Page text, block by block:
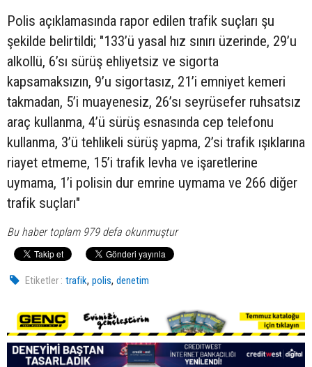
Polis açıklamasında rapor edilen trafik suçları şu
şekilde belirtildi; "133’ü yasal hız sınırı üzerinde, 29’u
alkollü, 6’sı sürüş ehliyetsiz ve sigorta
kapsamaksızın, 9’u sigortasız, 21’i emniyet kemeri
takmadan, 5’i muayenesiz, 26’sı seyrüsefer ruhsatsız
araç kullanma, 4’ü sürüş esnasında cep telefonu
kullanma, 3’ü tehlikeli sürüş yapma, 2’si trafik ışıklarına
riayet etmeme, 15’i trafik levha ve işaretlerine
uymama, 1’i polisin dur emrine uymama ve 266 diğer
trafik suçları"
Bu haber toplam 979 defa okunmuştur
Etiketler : trafik,polis,denetim